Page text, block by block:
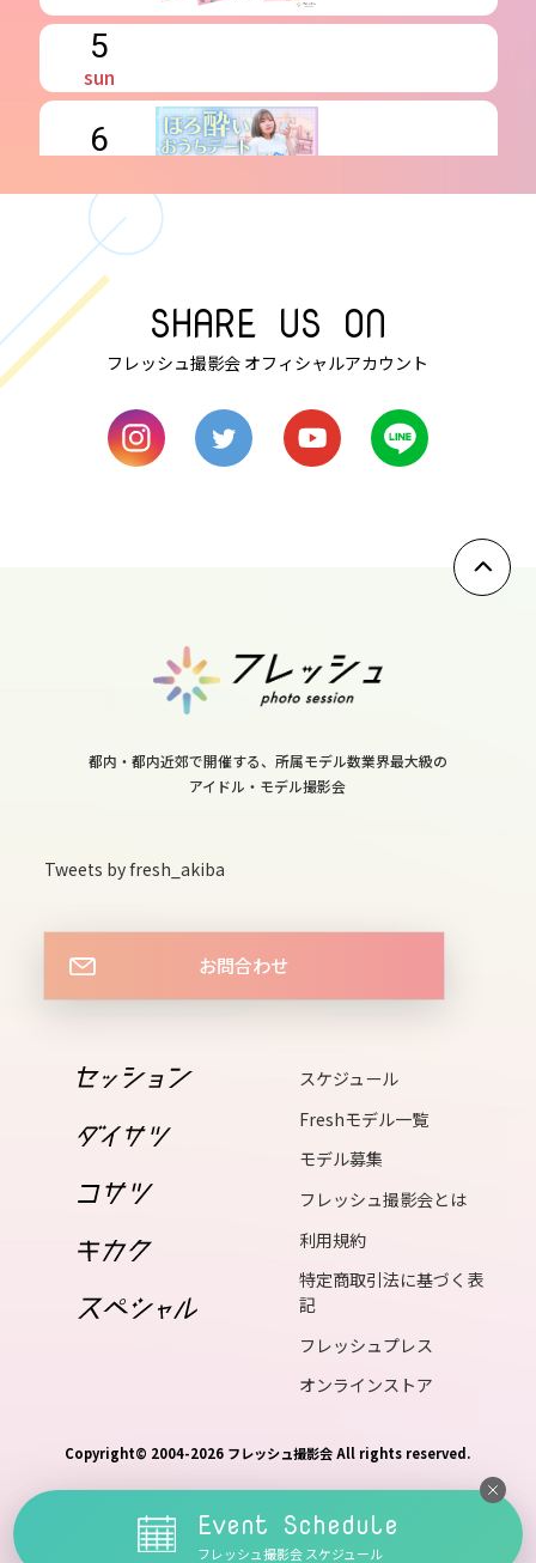
5
sun
6
7
tue
9
13
tue
wed
16
17
fri
18
19
sun
20
mon
22
SHARE US ON
フレッシュ撮影会 オフィシャルアカウント
都内・都内近郊で開催する、所属モデル数業界最大級の
アイドル・モデル撮影会
Tweets by fresh_akiba
お問合わせ
スケジュール
Freshモデル一覧
モデル募集
フレッシュ撮影会とは
利用規約
特定商取引法に基づく表
記
フレッシュプレス
オンラインストア
Copyright© 2004-2026 フレッシュ撮影会 All rights reserved.
Event Schedule
フレッシュ撮影会 スケジュール